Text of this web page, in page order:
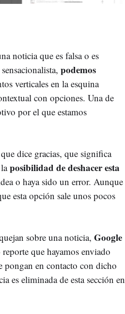
noticia que es falsa o es
podemos
verticales en la esquina
con opciones. Una de
por el que estamos
dice gracias, que significa
posibilidad de deshacer esta
o haya sido un error. Aunque
esta opción sale unos pocos
sobre una noticia, Google
que hayamos enviado
pongan en contacto con dicho
es eliminada de esta sección en